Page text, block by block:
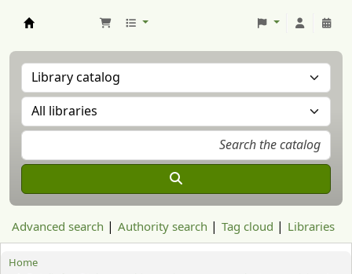
Advanced search Authority search Tag cloud Libraries
Home